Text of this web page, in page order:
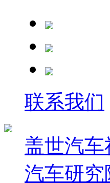
联系我们
盖世汽车
汽车研究